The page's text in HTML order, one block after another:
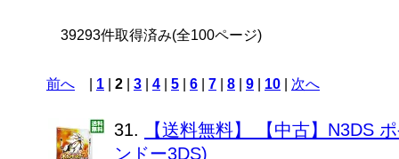
39293件取得済み(全100ページ)
前へ 1 2 3 4 5 6 7 8 9 10 次へ
31.
【送料無料】 【中古】N3DS
ンドー3DS)